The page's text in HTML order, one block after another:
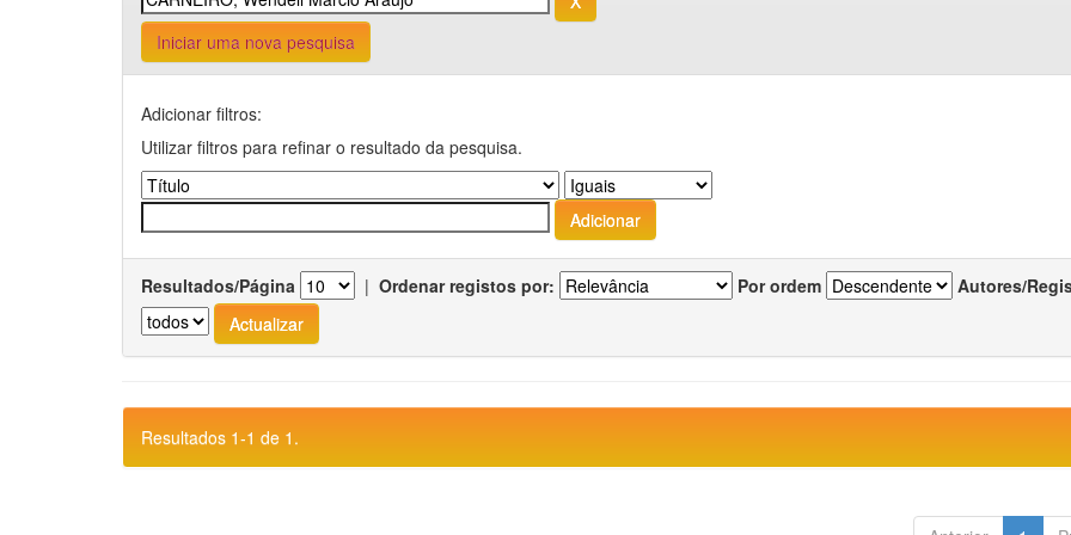
Iniciar uma nova pesquisa
Adicionar filtros:
Utilizar filtros para refinar o resultado da pesquisa.
Resultados/Página | Ordenar registos por: Por ordem Autores/
Resultados 1-1 de 1.